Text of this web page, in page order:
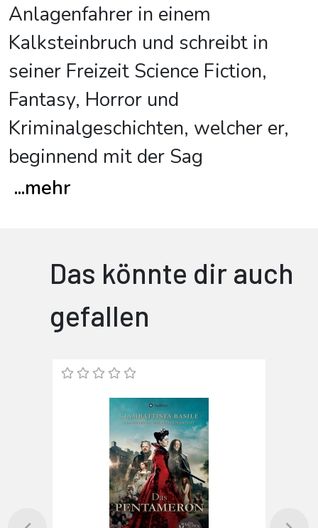
Anlagenfahrer in einem
Kalksteinbruch und schreibt in
seiner Freizeit Science Fiction,
Fantasy, Horror und
Kriminalgeschichten, welcher er,
beginnend mit der Sag
...mehr
Das könnte dir auch
gefallen